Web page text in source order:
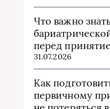
Что важно
перед
31.07.2026
Как
первичному